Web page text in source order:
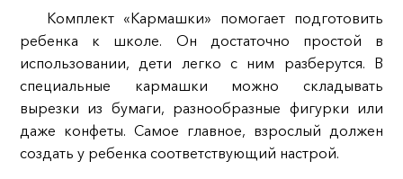
Комплект «Кармашки» помогает подготовить
ребенка к школе. Он достаточно простой в
использовании, дети легко с ним разберутся. В
специальные кармашки можно складывать
вырезки из бумаги, разнообразные фигурки или
даже конфеты. Самое главное, взрослый должен
создать у ребенка соответствующий настрой.